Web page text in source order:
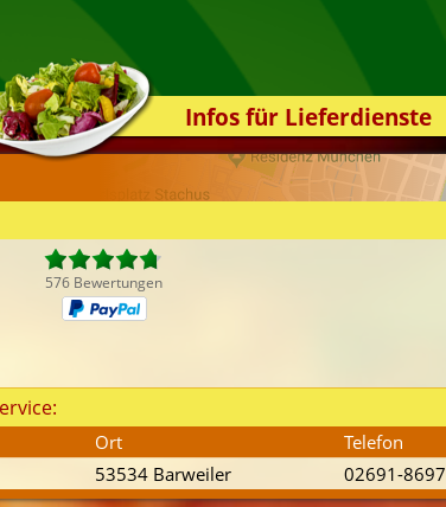
Infos für Lieferdienste
Kassensystem
Zuverlässigkeit
Kontakt
576 Bewertungen
Ort
Telefon
53534 Barweiler 02691-8697